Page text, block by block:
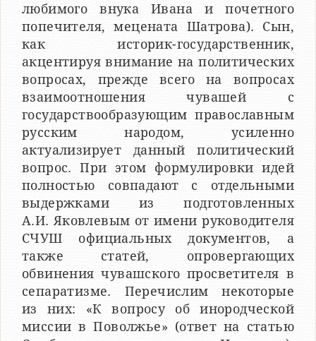
любимого внука Ивана и почетного
попечителя, мецената Шатрова). Сын,
как историк-государственник,
акцентируя внимание на политических
вопросах, прежде всего на вопросах
взаимоотношения чувашей с
государствообразующим православным
русским народом, усиленно
актуализирует данный политический
вопрос. При этом формулировки идей
полностью совпадают с отдельными
выдержками из подготовленных
А.И. Яковлевым от имени руководителя
СЧУШ официальных документов, а
также статей, опровергающих
обвинения чувашского просветителя в
сепаратизме. Перечислим некоторые
из них: «К вопросу об инородческой
миссии в Поволжье» (ответ на статью